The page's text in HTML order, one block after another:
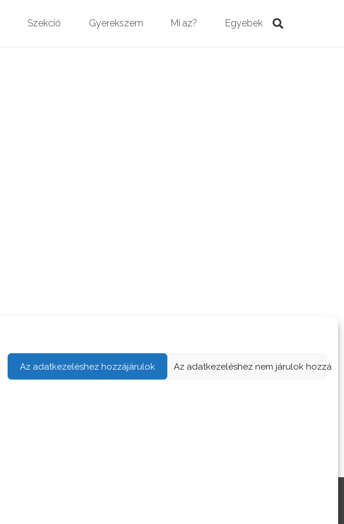
Az adatkezeléshez hozzájárulok Az adatkezeléshez nem járulok hozzá
Szekció Gyerekszem Mi az? Egyebek